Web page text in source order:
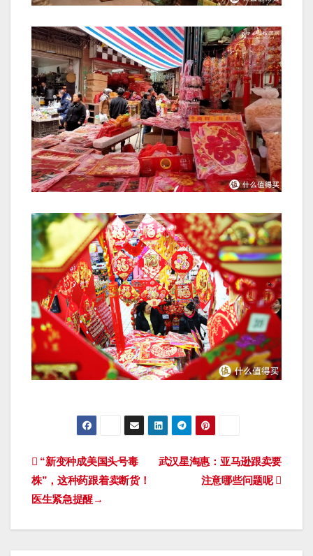
文
章
导
武汉星淘惠：亚马逊跟卖要
注意哪些问题呢
“新变种成美国头号毒
株”，这种药跟着卖断货！
医生紧急提醒→